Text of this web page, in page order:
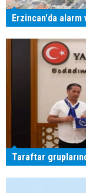
Erzincan'da
Taraftar